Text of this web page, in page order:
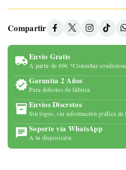
Compartir
Envío Gratis
A partir de 69€ *Consultar
Garantía 2 Años
Para defectos de fábrica
Envíos Discretos
Sin logos, sin información gráfica de
Soporte vía WhatsApp
A tu disposición